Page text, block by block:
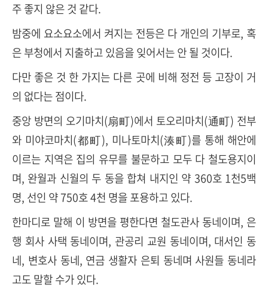
주 좋지 않은 것 같다.
밤중에 요소요소에서 켜지는 전등은 다 개인의 기부로, 혹
은 부청에서 지출하고 있음을 잊어서는 안 될 것이다.
다만 좋은 것 한 가지는 다른 곳에 비해 정전 등 고장이 거
의 없다는 점이다.
중앙 방면의 오기마치(扇町)에서 토오리마치(通町) 전부
와 미야코마치(都町), 미나토마치(湊町)를 통해 해안에
이르는 지역은 집의 유무를 불문하고 모두 다 철도용지이
며, 완월과 신월의 두 동을 합쳐 내지인 약 360호 1천5백
명, 선인 약750호4천 명을 포용하고 있다.
한마디로 말해 이 방면을 평한다면 철도관사 동네이며, 은
행 회사 사택 동네이며, 관공리 교원 동네이며, 대서인 동
네, 변호사 동네, 연금 생활자 은퇴 동네며 사원들 동네라
고도 말할 수가 있다.